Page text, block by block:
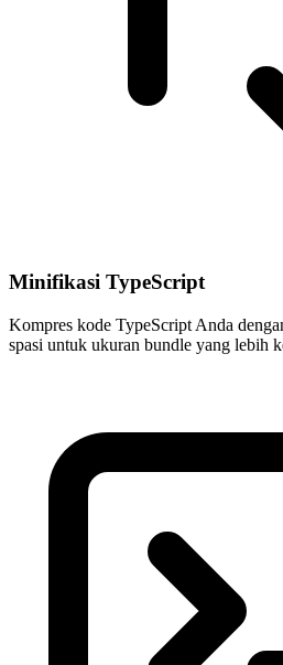
Minifikasi TypeScript
Kompres kode TypeScript Anda
spasi untuk ukuran bundle yang lebih